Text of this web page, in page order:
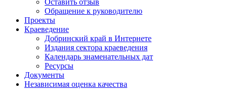
Оставить отзыв
Обращение к руководителю
Проекты
Краеведение
Добринский край в Интернете
Издания сектора краеведения
Календарь знаменательных дат
Ресурсы
Документы
Независимая оценка качества